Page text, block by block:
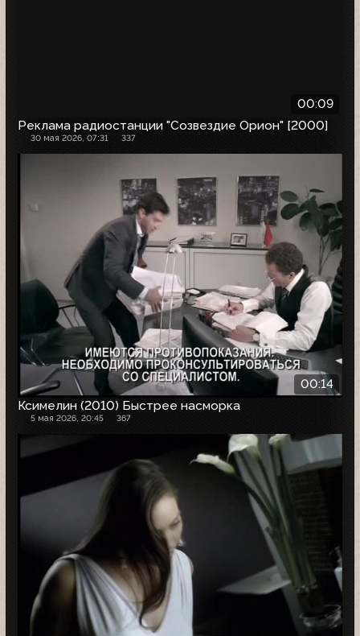
00:09
Реклама радиостанции "Созвездие Орион" [2000]
30 мая 2026, 07:31 337
00:14
Ксимелин (2010) Быстрее насморка
5 мая 2026, 20:45 367